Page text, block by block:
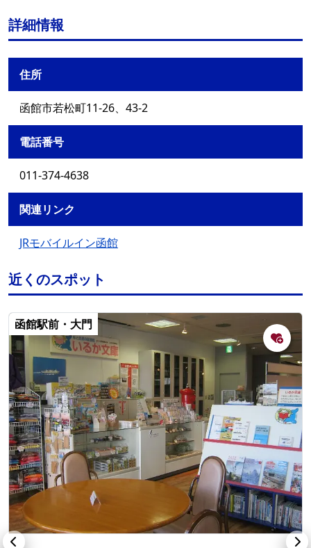
詳細情報
住所
函館市若松町11-26、43-2
電話番号
011-374-4638
関連リンク
JRモバイルイン函館
近くのスポット
函館駅前・大門